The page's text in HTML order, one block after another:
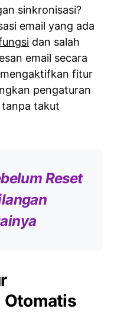
sinkronisasi?
email yang ada
dan salah
email secara
fitur
pengaturan
tanpa takut
Reset
Otomatis